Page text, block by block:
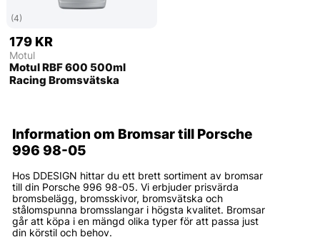
(4)
179 KR
Motul
Motul RBF 600 500ml
Racing Bromsvätska
Information om Bromsar till Porsche
996 98-05
Hos DDESIGN hittar du ett brett sortiment av bromsar
till din Porsche 996 98-05. Vi erbjuder prisvärda
bromsbelägg, bromsskivor, bromsvätska och
stålomspunna bromsslangar i högsta kvalitet. Bromsar
går att köpa i en mängd olika typer för att passa just
din körstil och behov.